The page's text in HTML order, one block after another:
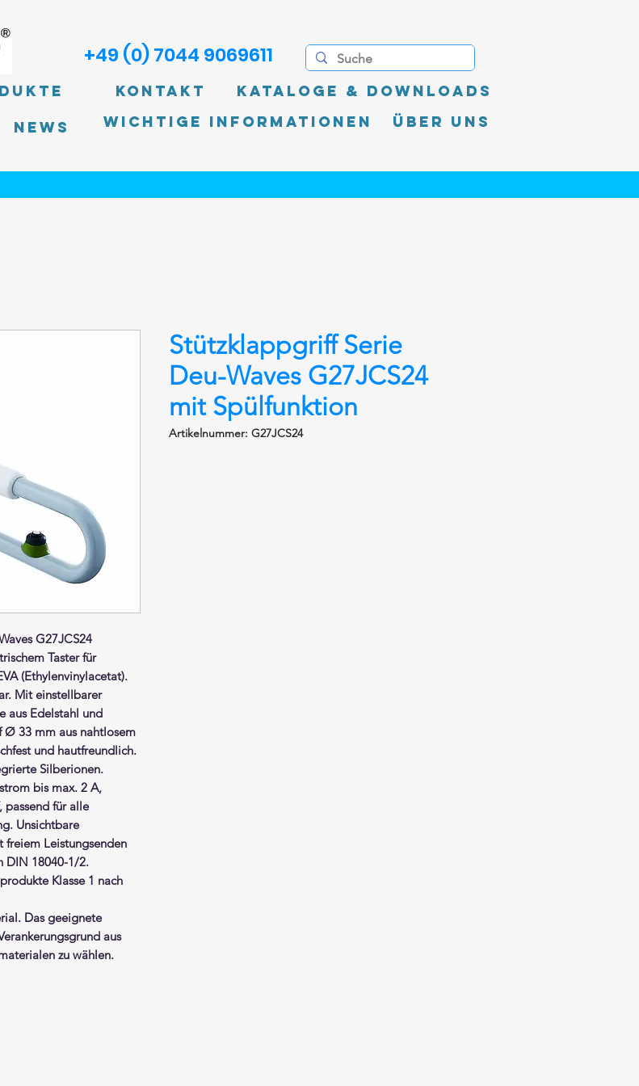
News
+49 (0) 7044 9069611
Kontakt
Kataloge & Downloads
Wichtige Informationen
Über uns
G27JCS24
Taster für
(Ethylenvinylacetat).
Mit einstellbarer
aus Edelstahl und
Ø 33 mm aus nahtlosem
und hautfreundlich.
Silberionen.
bis max. 2 A,
passend für alle
Unsichtbare
freiem Leistungsenden
DIN 18040-1/2.
Klasse 1 nach
Das geeignete
aus
zu wählen.
Stützklappgriff Serie
Deu-Waves G27JCS24
mit Spülfunktion
Artikelnummer: G27JCS24